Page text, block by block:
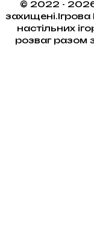
© 2022 - 2026
настільних
розваг разом